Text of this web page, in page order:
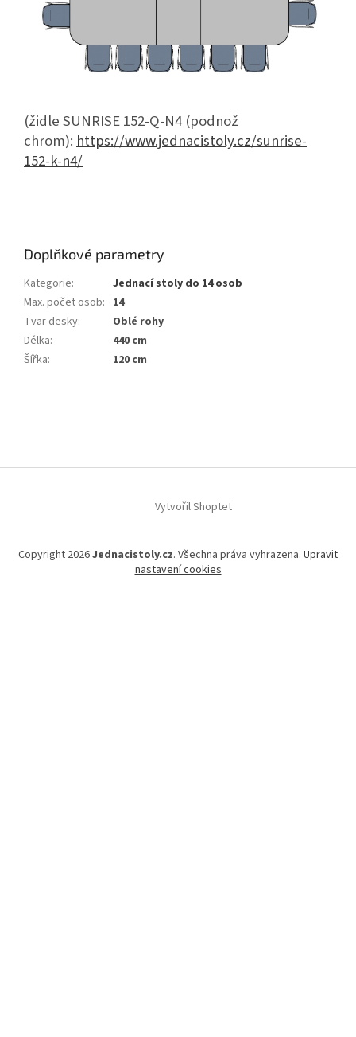
(židle SUNRISE 152-Q-N4 (podnož
chrom):https://www.jednacistoly.cz/sunrise-
152-k-n4/
Doplňkové parametry
Kategorie:
Jednací stoly do 14 osob
Max. počet osob: 14
Tvar desky:
Oblé rohy
Délka:
440 cm
Šířka: 120 cm
Vytvořil Shoptet
Copyright 2026Jednacistoly.cz. Všechna práva vyhrazena. Upravit
nastavení cookies